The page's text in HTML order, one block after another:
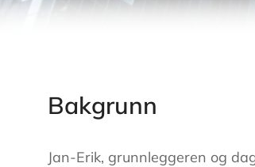
Bakgrunn
Jan-Erik, grunnleggeren og